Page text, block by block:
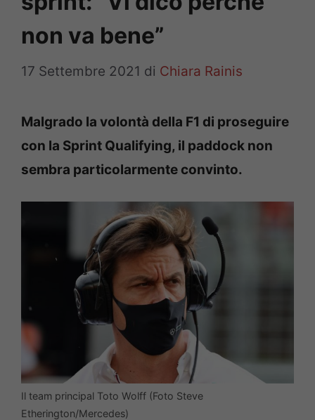
non va bene”
17 Settembre 2021 di Chiara Rainis
Malgrado la volontà della F1 di proseguire
con la Sprint Qualifying, il paddock non
sembra particolarmente convinto.
Il team principal Toto Wolff (Foto Steve
Etherington/Mercedes)